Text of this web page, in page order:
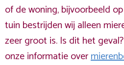
of de woning, bijvoorbeeld
tuin bestrijden wij alleen
zeer groot is. Is dit het
onze informatie over